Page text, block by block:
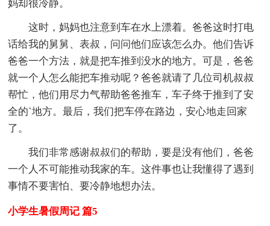
妈却很冷静。
这时，妈妈也注意到车在水上漂着。爸爸这时打电
话给我的舅舅、表叔，问问他们应该怎么办。他们告诉
爸爸一个方法，就是把车推到没水的地方。可是，爸爸
就一个人怎么能把车推动呢？爸爸就请了几位司机叔叔
帮忙，他们用尽力气帮助爸爸推车，车子终于推到了安
全的`地方。最后，我们把车停在路边，安心地走回家
了。
我们非常感谢叔叔们的帮助，要是没有他们，爸爸
一个人不可能推动我家的车。这件事也让我懂得了遇到
事情不要害怕、要冷静地想办法。
小学生暑假周记 篇5